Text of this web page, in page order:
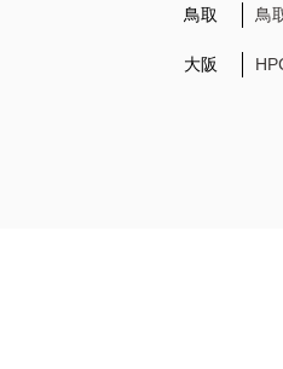
鳥取 鳥
大阪